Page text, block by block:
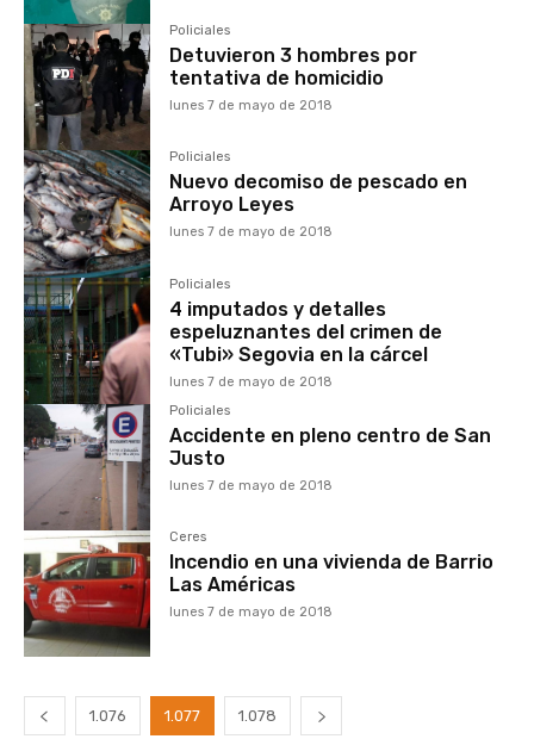
Policiales
Detuvieron 3 hombres por
tentativa de homicidio
lunes 7 de mayo de 2018
Policiales
Nuevo decomiso de pescado en
Arroyo Leyes
lunes 7 de mayo de 2018
Policiales
4 imputados y detalles
espeluznantes del crimen de
«Tubi» Segovia en la cárcel
lunes 7 de mayo de 2018
Policiales
Accidente en pleno centro de San
Justo
lunes 7 de mayo de 2018
Ceres
Incendio en una vivienda de Barrio
Las Américas
lunes 7 de mayo de 2018
1.076 1.077 1.078